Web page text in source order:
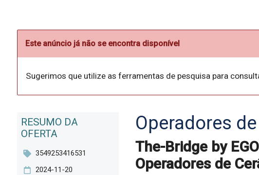
Este anúncio já não se encontra disponível
Sugerimos que utilize as ferramentas de pesquisa para
RESUMO DA
OFERTA
3549253416531
2024-11-20
Operadores
The-Bridge by
Operadores de